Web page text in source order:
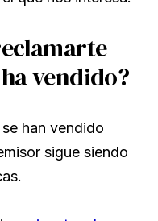
vendido?
han vendido
sigue siendo